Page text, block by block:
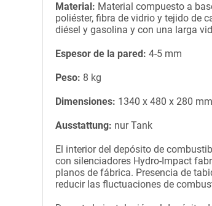
Material: Material compuesto a
poliéster, fibra de vidrio y tejido de
diésel y gasolina y con una larga
Espesor de la pared: 4-5 mm
Peso: 8 kg
Dimensiones: 1340 x 480 x 280 mm
Ausstattung: nur Tank
El interior del depósito de
con silenciadores Hydro-Impact
planos de fábrica. Presencia de
reducir las fluctuaciones de